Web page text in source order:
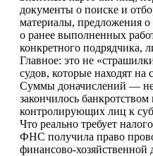
документы о поиске и
материалы, предложения
о ранее выполненных
конкретного подрядчика,
Главное: это не
судов, которые находят на
Суммы доначислений —
закончилось
контролирующих лиц к
Что реально требует
ФНС получила право
финансово-